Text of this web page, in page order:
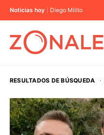
Noticias hoy Diego Milito
CABA
BUENOS AIRES
RESULTADOS DE BÚSQUEDA ·